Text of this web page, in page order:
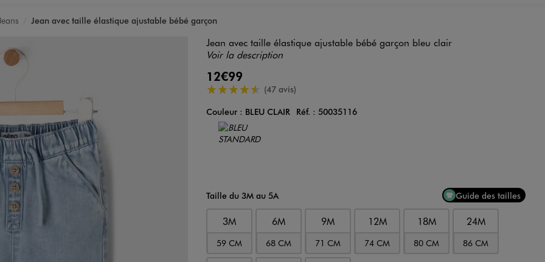
Jean avec taille élastique ajustable bébé garçon
Jean avec taille élastique ajustable bébé garçon bleu clair
Voir la description
12€99
4.5/5 de moyenne
(47 avis)
Couleur
Couleur : BLEU CLAIR Réf. : 50035116
Choisissez votre Couleur
Taille du 3M au 5A Guide des tailles
3M
59 CM
6M
68 CM
9M
71 CM
12M
74 CM
18M
80 CM
24M
86 CM